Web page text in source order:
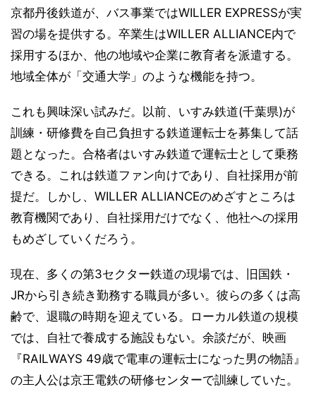
京都丹後鉄道が、バス事業ではWILLER EXPRESSが実
習の場を提供する。卒業生はWILLER ALLIANCE内で
採用するほか、他の地域や企業に教育者を派遣する。
地域全体が「交通大学」のような機能を持つ。
これも興味深い試みだ。以前、いすみ鉄道(千葉県)が
訓練・研修費を自己負担する鉄道運転士を募集して話
題となった。合格者はいすみ鉄道で運転士として乗務
できる。これは鉄道ファン向けであり、自社採用が前
提だ。しかし、WILLER ALLIANCEのめざすところは
教育機関であり、自社採用だけでなく、他社への採用
もめざしていくだろう。
現在、多くの第3セクター鉄道の現場では、旧国鉄・
JRから引き続き勤務する職員が多い。彼らの多くは高
齢で、退職の時期を迎えている。ローカル鉄道の規模
では、自社で養成する施設もない。余談だが、映画
『RAILWAYS 49歳で電車の運転士になった男の物語』
の主人公は京王電鉄の研修センターで訓練していた。